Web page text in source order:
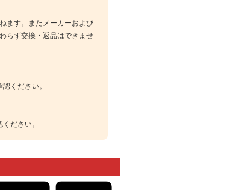
ます。またメーカーおよび
らず交換・返品はできませ
認ください。
ださい。